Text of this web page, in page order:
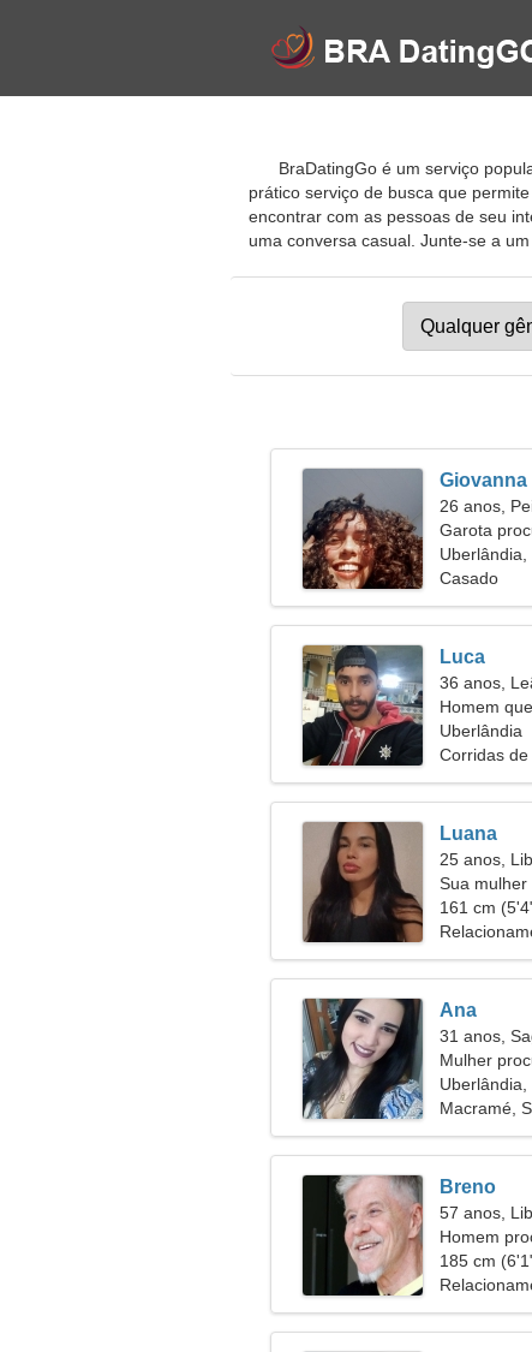
BraDatingGo é um serviço
prático serviço de busca que
encontrar com as pessoas de seu
uma conversa casual. Junte-se a
Giovanna
26 anos,
Garota
Uberlândia,
Casado
Luca
36 anos,
Homem
Uberlândia
Corridas
Luana
25 anos,
Sua mulher
161 cm
Ana
31 anos,
Mulher
Uberlândia,
Macramé,
Breno
57 anos,
Homem
54
185 cm